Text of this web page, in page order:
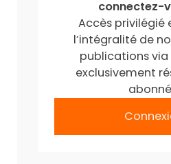
connectez-
Accès privilégié
l’intégralité de
publications via
exclusivement